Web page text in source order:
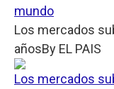
mundo
Los mercados
añosBy EL PAIS
Los mercados